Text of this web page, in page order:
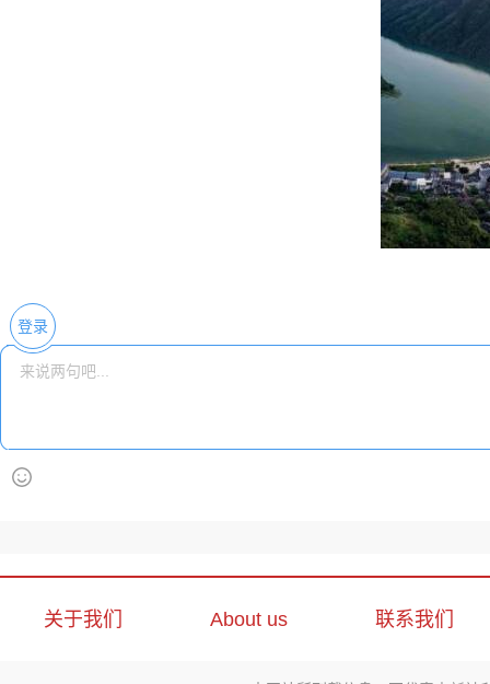
登录
关于我们 About us 联系我们